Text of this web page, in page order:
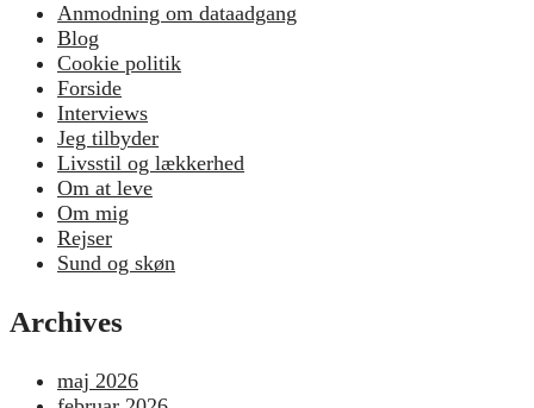
Anmodning om dataadgang
Blog
Cookie politik
Forside
Interviews
Jeg tilbyder
Livsstil og lækkerhed
Om at leve
Om mig
Rejser
Sund og skøn
Archives
maj 2026